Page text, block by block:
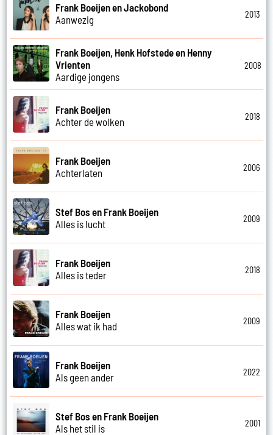
Frank Boeijen en Jackobond
Aanwezig
2013
Frank Boeijen, Henk Hofstede en Henny
Vrienten
Aardige jongens
2008
Frank Boeijen
Achter de wolken
2018
Frank Boeijen
Achterlaten
2006
Stef Bos en Frank Boeijen
Alles is lucht
2009
Frank Boeijen
Alles is teder
2018
Frank Boeijen
Alles wat ik had
2009
Frank Boeijen
Als geen ander
2022
Stef Bos en Frank Boeijen
Als het stil is
2001